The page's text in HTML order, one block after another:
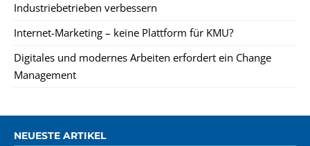
Industriebetrieben verbessern
Internet-Marketing – keine Plattform für KMU?
Digitales und modernes Arbeiten erfordert ein Change
Management
NEUESTE ARTIKEL